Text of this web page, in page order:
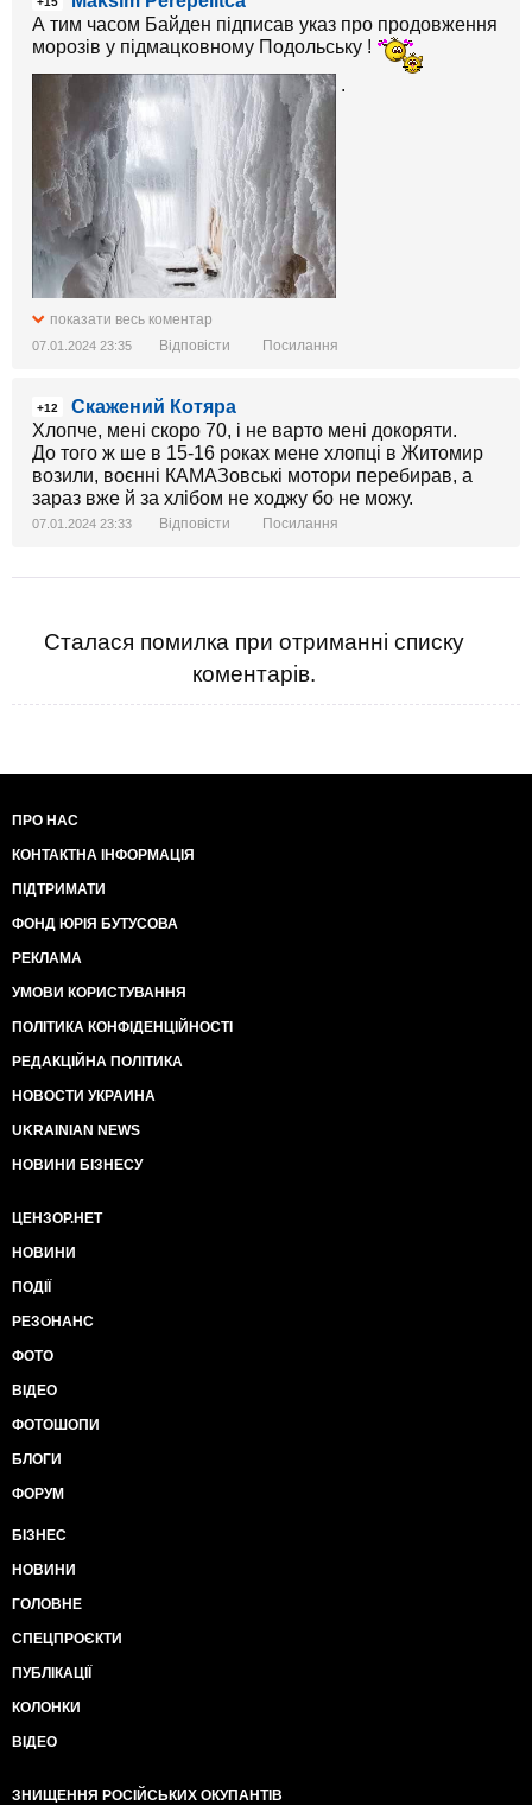
А тим часом Байден підписав указ про продовження
морозів у підмацковному Подольську !
.
показати весь коментар
07.01.2024 23:35 Відповісти Посилання
+12
Скажений Котяра
Хлопче, мені скоро 70, і не варто мені докоряти.
До того ж ше в 15-16 роках мене хлопці в Житомир
возили, воєнні КАМАЗовські мотори перебирав, а
зараз вже й за хлібом не ходжу бо не можу.
07.01.2024 23:33 Відповісти Посилання
Сталася помилка при отриманні списку
коментарів.
ПРО НАС
КОНТАКТНА ІНФОРМАЦІЯ
ПІДТРИМАТИ
ФОНД ЮРІЯ БУТУСОВА
РЕКЛАМА
УМОВИ КОРИСТУВАННЯ
ПОЛІТИКА КОНФІДЕНЦІЙНОСТІ
РЕДАКЦІЙНА ПОЛІТИКА
НОВОСТИ УКРАИНА
UKRAINIAN NEWS
НОВИНИ БІЗНЕСУ
ЦЕНЗОР.НЕТ
НОВИНИ
ПОДІЇ
РЕЗОНАНС
ФОТО
ВІДЕО
ФОТОШОПИ
БЛОГИ
ФОРУМ
БІЗНЕС
НОВИНИ
ГОЛОВНЕ
СПЕЦПРОЄКТИ
ПУБЛІКАЦІЇ
КОЛОНКИ
ВІДЕО
ЗНИЩЕННЯ РОСІЙСЬКИХ ОКУПАНТІВ